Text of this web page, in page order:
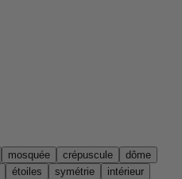
mosquée crépuscule
dôme
étoiles symétrie
intérieur